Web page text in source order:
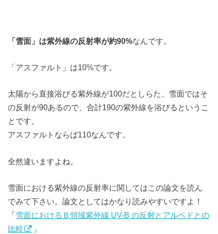
「雪面」は紫外線の反射率が約90%なんです。
「アスファルト」は10%です。
太陽から直接浴びる紫外線が100だとしらた、雪面ではそ
の反射が90あるので、合計190の紫外線を浴びるというこ
とです。
アスファルトならば110なんです。
全然違いますよね。
雪面における紫外線の反射率に関してはこの論文を読ん
でみて下さい。論文としてはかなり読みやすいですよ！
「雪面におけるＢ領域紫外線 UV-B の反射とアルベドとの
比較
」